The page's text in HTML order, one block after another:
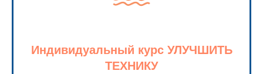
Индивидуальный курс УЛУЧШИТЬ
ТЕХНИКУ